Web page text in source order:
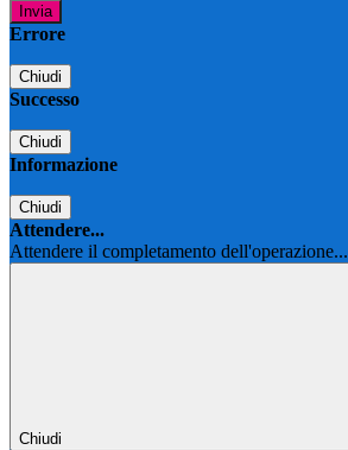
Errore
Chiudi
Successo
Chiudi
Informazione
Chiudi
Attendere...
Attendere il completamento dell'operazione...
Chiudi